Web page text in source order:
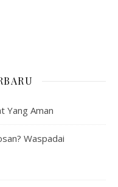
Yang Aman
Waspadai